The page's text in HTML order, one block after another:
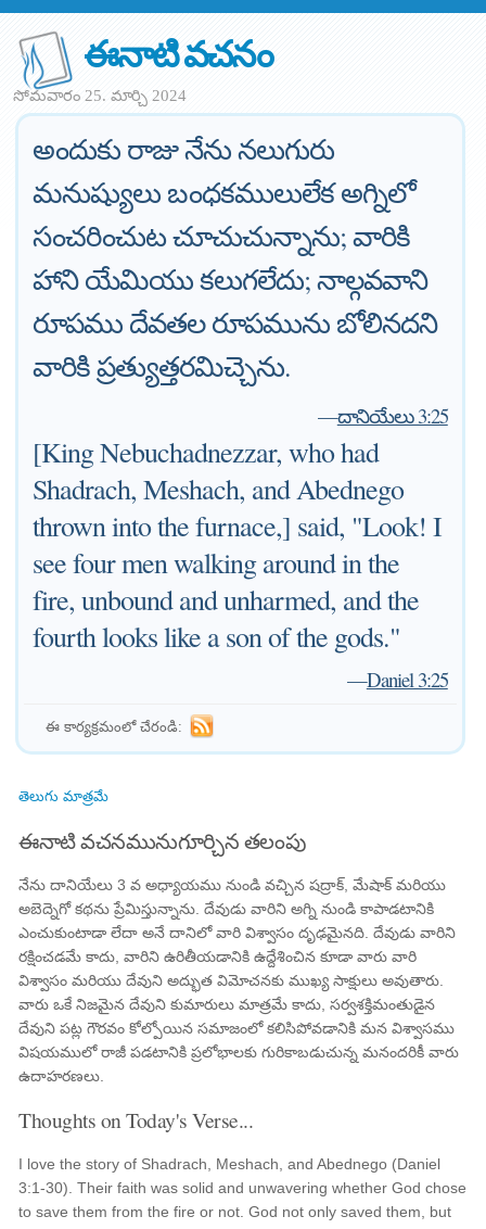
ఈనాటి వచనం
సోమవారం 25. మార్చి 2024
అందుకు రాజు నేను నలుగురు
మనుష్యులు బంధకములులేక అగ్నిలో
సంచరించుట చూచుచున్నాను; వారికి
హాని యేమియు కలుగలేదు; నాల్గవవాని
రూపము దేవతల రూపమును బోలినదని
వారికి ప్రత్యుత్తరమిచ్చెను.
—దానియేలు 3:25
[King Nebuchadnezzar, who had
Shadrach, Meshach, and Abednego
thrown into the furnace,] said, "Look! I
see four men walking around in the
fire, unbound and unharmed, and the
fourth looks like a son of the gods."
—Daniel 3:25
ఈ కార్యక్రమంలో చేరండి:
తెలుగు మాత్రమే
ఈనాటి వచనమునుగూర్చిన తలంపు
నేను దానియేలు 3 వ అధ్యాయము నుండి వచ్చిన షద్రాక్, మేషాక్ మరియు
అబెద్నెగో కథను ప్రేమిస్తున్నాను. దేవుడు వారిని అగ్ని నుండి కాపాడటానికి
ఎంచుకుంటాడా లేదా అనే దానిలో వారి విశ్వాసం దృఢమైనది. దేవుడు వారిని
రక్షించడమే కాదు, వారిని ఉరితీయడానికి ఉద్దేశించిన కూడా వారు వారి
విశ్వాసం మరియు దేవుని అద్భుత విమోచనకు ముఖ్య సాక్షులు అవుతారు.
వారు ఒకే నిజమైన దేవుని కుమారులు మాత్రమే కాదు, సర్వశక్తిమంతుడైన
దేవుని పట్ల గౌరవం కోల్పోయిన సమాజంలో కలిసిపోవడానికి మన విశ్వాసము
విషయములో రాజీ పడటానికి ప్రలోభాలకు గురికాబడుచున్న మనందరికీ వారు
ఉదాహరణలు.
Thoughts on Today's Verse...
I love the story of Shadrach, Meshach, and Abednego (Daniel
3:1-30). Their faith was solid and unwavering whether God chose
to save them from the fire or not. God not only saved them, but